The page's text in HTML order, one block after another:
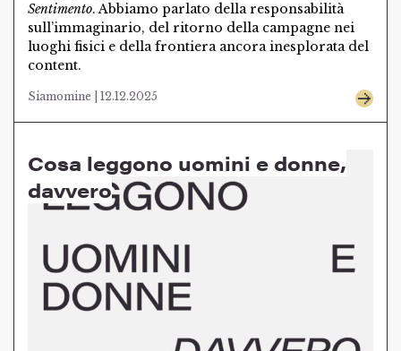
Sentimento. Abbiamo parlato della responsabilità
sull’immaginario, del ritorno della campagne nei
luoghi fisici e della frontiera ancora inesplorata del
content.
Siamomine | 12.12.2025
Cosa leggono uomini e donne,
davvero